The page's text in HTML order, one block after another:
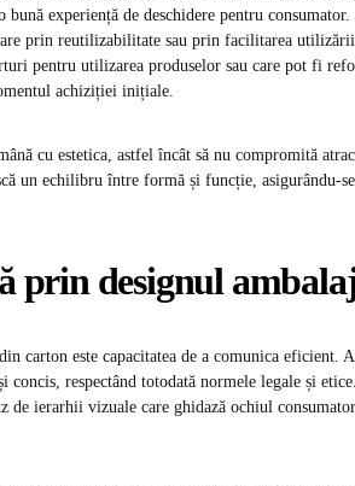
experiență de deschidere pentru consumator.
prin reutilizabilitate sau prin facilitarea
pentru utilizarea produselor sau care pot fi
achiziției inițiale.
cu estetica, astfel încât să nu compromită
un echilibru între formă și funcție, asigurându-
prin designul
carton este capacitatea de a comunica eficient.
respectând totodată normele legale și
de ierarhii vizuale care ghidază ochiul